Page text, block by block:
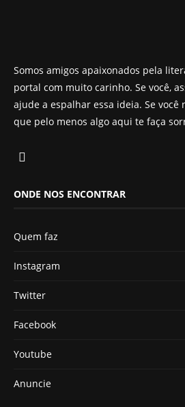
Somos amigos apaixonados pela
portal com muito carinho. Se você,
ajude a espalhar essa ideia. Se você
que pelo menos algo aqui te faça
ONDE NOS ENCONTRAR
Quem faz
Instagram
Twitter
Facebook
Youtube
Anuncie